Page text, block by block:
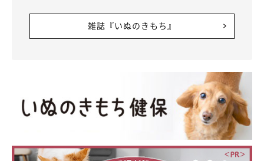
ツンデレな姿を見せるお嬢ちゃんについて、 「家族の宝物です」
と語る飼い主さん。「可愛いお嬢のために仕事も頑張れます」
雑誌『いぬのきもち』